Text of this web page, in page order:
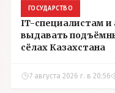
ГОСУДАРСТВО
IT-специалистам
выдавать
сёлах Казахстана
7 августа 2026 г. в 20:56